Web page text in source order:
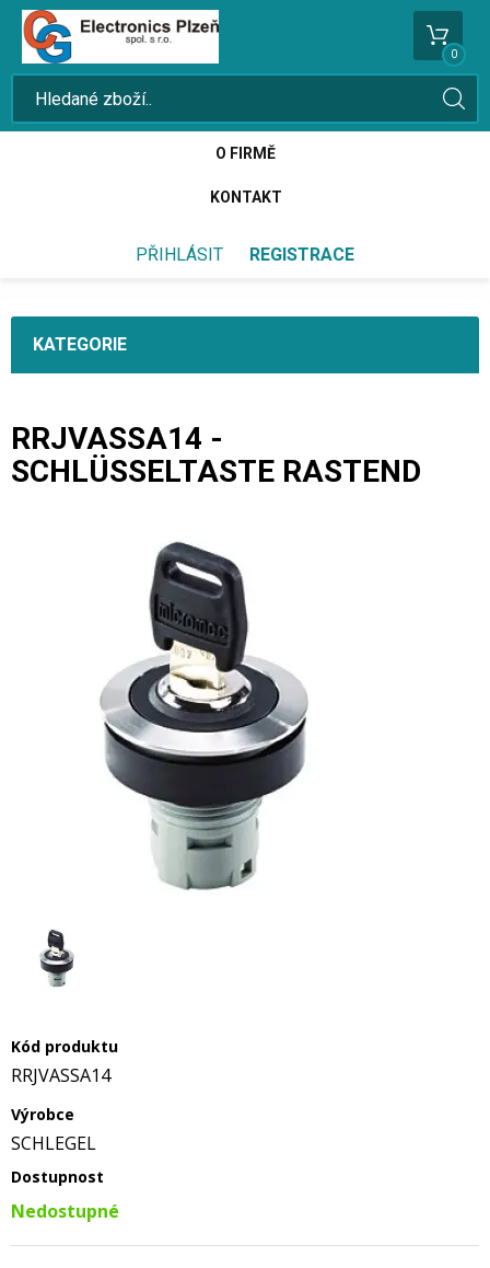
0
O FIRMĚ
KONTAKT
PŘIHLÁSIT REGISTRACE
KATEGORIE
RRJVASSA14 -
SCHLÜSSELTASTE RASTEND
Kód produktu
RRJVASSA14
Výrobce
SCHLEGEL
Dostupnost
Nedostupné